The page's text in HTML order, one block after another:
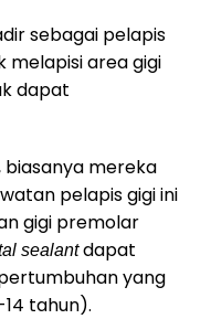
sebagai pelapis
melapisi area gigi
dapat
biasanya mereka
pelapis gigi ini
gigi premolar
sealantdapat
yang
tahun).